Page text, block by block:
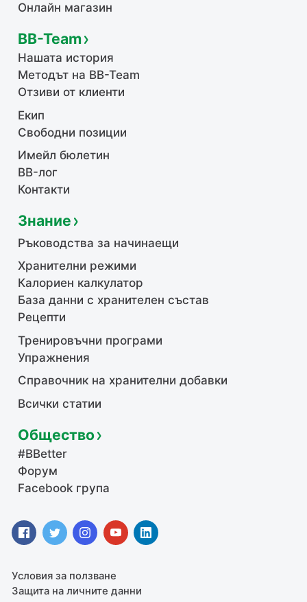
Онлайн магазин
BB-Team
Нашата история
Методът на BB-Team
Отзиви от клиенти
Екип
Свободни позиции
Имейл бюлетин
BB-лог
Контакти
Знание
Ръководства за начинаещи
Хранителни режими
Калориен калкулатор
База данни с хранителен състав
Рецепти
Тренировъчни програми
Упражнения
Справочник на хранителни добавки
Всички статии
Общество
#BBetter
Форум
Facebook група
Условия за ползване
Защита на личните данни